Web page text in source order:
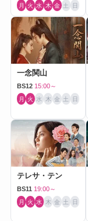
月 火 水 木 金 土 日
一念関山
BS12 15:00～
月 火 水 木 金 土 日
テレサ・テン
BS11 19:00～
月 火 水 木 金 土 日